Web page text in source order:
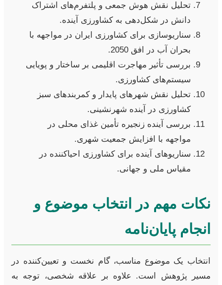
تحلیل نقش هوش جمعی و پلتفرم‌های اشتراک
دانش در شکل‌دهی به کشاورزی آینده.
سناریوسازی برای کشاورزی ایران در مواجهه با
بحران آب در افق 2050.
بررسی تأثیر مهاجرت اقلیمی بر ساختار و پویایی
سیستم‌های کشاورزی.
تحلیل نقش شهرهای پایدار و کمربندهای سبز
کشاورزی در آینده شهرنشینی.
بررسی آینده زنجیره تأمین غذای محلی در
مواجهه با افزایش جمعیت شهری.
سناریوهای آینده برای کشاورزی احیاکننده در
مقیاس ملی و جهانی.
نکات مهم در انتخاب موضوع و
انجام پایان‌نامه
انتخاب یک موضوع مناسب، گام نخست و تعیین‌کننده در
مسیر پژوهش است. علاوه بر علاقه شخصی، توجه به